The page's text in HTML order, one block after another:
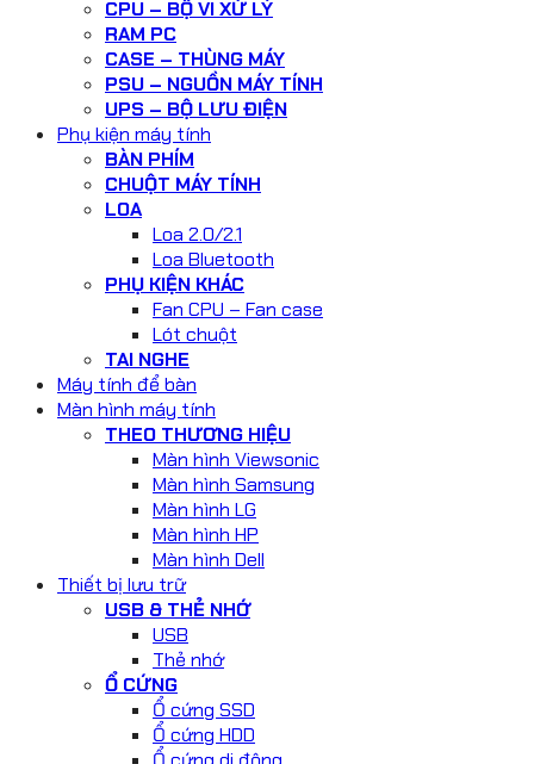
CPU – BỘ VI XỬ LÝ
RAM PC
CASE – THÙNG MÁY
PSU – NGUỒN MÁY TÍNH
UPS – BỘ LƯU ĐIỆN
Phụ kiện máy tính
BÀN PHÍM
CHUỘT MÁY TÍNH
LOA
Loa 2.0/2.1
Loa Bluetooth
PHỤ KIỆN KHÁC
Fan CPU – Fan case
Lót chuột
TAI NGHE
Máy tính để bàn
Màn hình máy tính
THEO THƯƠNG HIỆU
Màn hình Viewsonic
Màn hình Samsung
Màn hình LG
Màn hình HP
Màn hình Dell
Thiết bị lưu trữ
USB & THẺ NHỚ
USB
Thẻ nhớ
Ổ CỨNG
Ổ cứng SSD
Ổ cứng HDD